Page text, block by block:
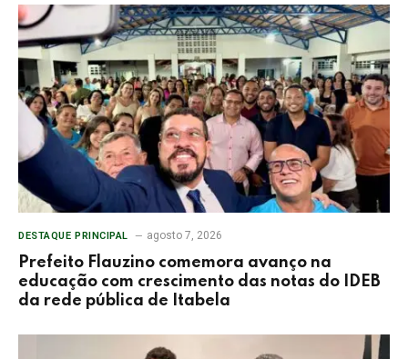
DESTAQUE PRINCIPAL agosto 7, 2026
Prefeito Flauzino comemora avanço na
educação com crescimento das notas do IDEB
da rede pública de Itabela